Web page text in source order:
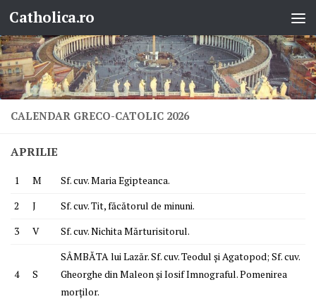
Skip to content
Catholica.ro
CALENDAR GRECO-CATOLIC 2026
APRILIE
1 M
Sf. cuv. Maria Egipteanca.
2
J
Sf. cuv. Tit, făcătorul de minuni.
3
V Sf. cuv. Nichita Mărturisitorul.
4 S
SÂMBĂTA lui Lazăr. Sf. cuv. Teodul și Agatopod; Sf. cuv.
Gheorghe din Maleon și Iosif Imnograful. Pomenirea
morților.